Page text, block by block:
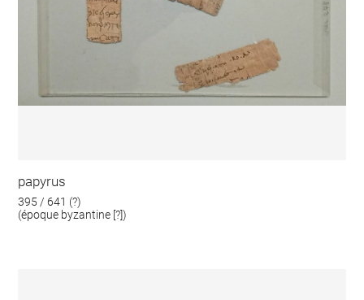
papyrus
395 / 641 (?)
(époque byzantine [?])